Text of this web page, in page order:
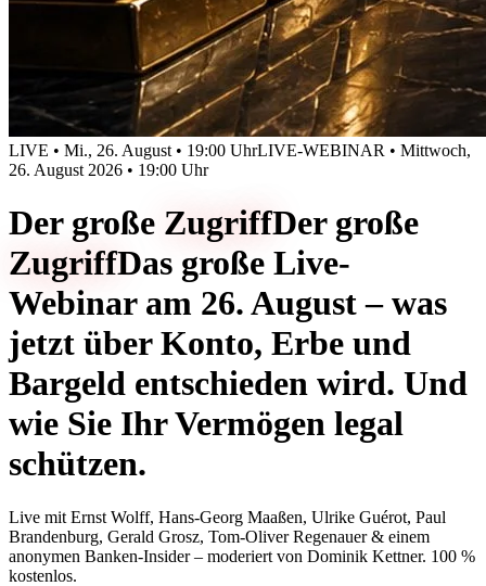
LIVE • Mi., 26. August • 19:00 UhrLIVE-WEBINAR • Mittwoch,
26. August 2026 • 19:00 Uhr
Der große ZugriffDer große
ZugriffDas große Live-
Webinar am 26. August – was
jetzt über Konto, Erbe und
Bargeld entschieden wird. Und
wie Sie Ihr Vermögen legal
schützen.
Live mit Ernst Wolff, Hans-Georg Maaßen, Ulrike Guérot, Paul
Brandenburg, Gerald Grosz, Tom-Oliver Regenauer & einem
anonymen Banken-Insider– moderiert von Dominik Kettner. 100 %
kostenlos.